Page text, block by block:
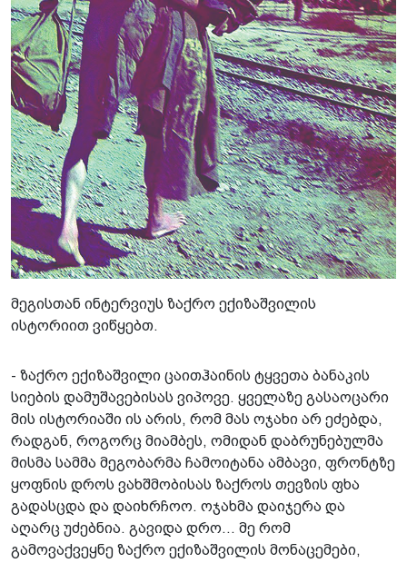
მეგისთან ინტერვიუს ზაქრო ექიზაშვილის
ისტორიით ვიწყებთ.
- ზაქრო ექიზაშვილი ცაითჰაინის ტყვეთა ბანაკის
სიების დამუშავებისას ვიპოვე. ყველაზე გასაოცარი
მის ისტორიაში ის არის, რომ მას ოჯახი არ ეძებდა,
რადგან, როგორც მიამბეს, ომიდან დაბრუნებულმა
მისმა სამმა მეგობარმა ჩამოიტანა ამბავი, ფრონტზე
ყოფნის დროს ვახშმობისას ზაქროს თევზის ფხა
გადასცდა და დაიხრჩოო. ოჯახმა დაიჯერა და
აღარც უძებნია. გავიდა დრო... მე რომ
გამოვაქვეყნე ზაქრო ექიზაშვილის მონაცემები,